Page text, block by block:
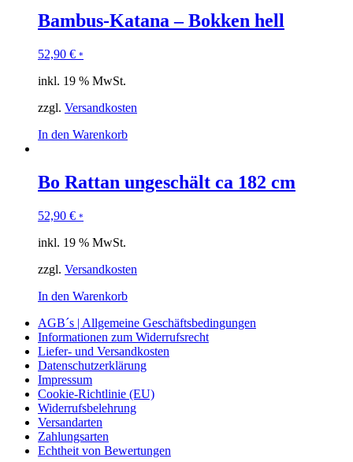
Bambus-Katana – Bokken hell
52,90 € *
inkl. 19 % MwSt.
zzgl. Versandkosten
In den Warenkorb
Bo Rattan ungeschält ca 182 cm
52,90 € *
inkl. 19 % MwSt.
zzgl. Versandkosten
In den Warenkorb
AGB´s | Allgemeine Geschäftsbedingungen
Informationen zum Widerrufsrecht
Liefer- und Versandkosten
Datenschutzerklärung
Impressum
Cookie-Richtlinie (EU)
Widerrufsbelehrung
Versandarten
Zahlungsarten
Echtheit von Bewertungen